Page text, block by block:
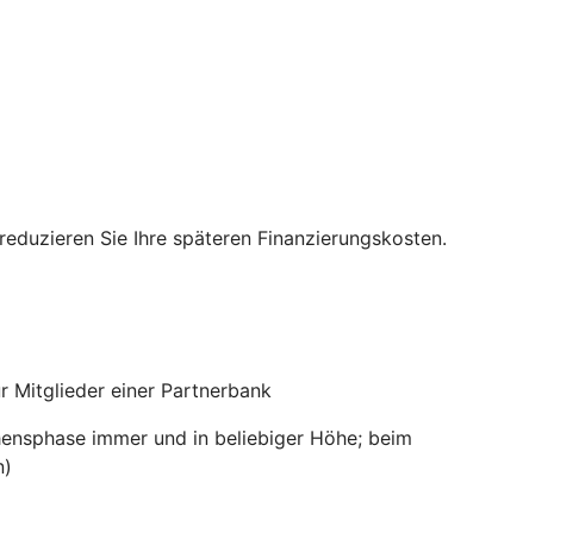
Sie Ihre späteren Finanzierungskosten.
Mitglieder einer Partnerbank
immer und in beliebiger Höhe; beim